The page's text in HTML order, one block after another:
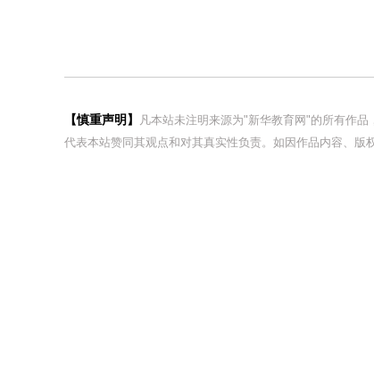
【慎重声明】
凡本站未注明来源为"新华教育网"的所有作
代表本站赞同其观点和对其真实性负责。如因作品内容、版